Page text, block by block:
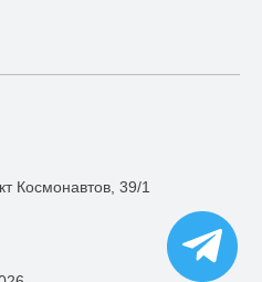
Космонавтов, 39/1